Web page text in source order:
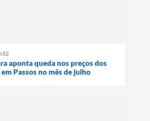
aponta queda nos preços dos
Passos no mês de julho